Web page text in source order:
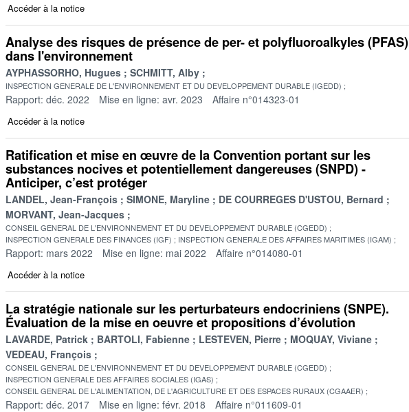
Accéder à la notice
Analyse des risques de présence de per- et polyfluoroalkyles (PFAS)
dans l'environnement
AYPHASSORHO, Hugues SCHMITT, Alby
INSPECTION GENERALE DE L'ENVIRONNEMENT ET DU DEVELOPPEMENT DURABLE (IGEDD)
Rapport: déc. 2022 Mise en ligne: avr. 2023 Affaire n°014323-01
Accéder à la notice
Ratification et mise en œuvre de la Convention portant sur les
substances nocives et potentiellement dangereuses (SNPD) -
Anticiper, c’est protéger
LANDEL, Jean-François SIMONE, Maryline
DE COURREGES D'USTOU, Bernard
MORVANT, Jean-Jacques
CONSEIL GENERAL DE L'ENVIRONNEMENT ET DU DEVELOPPEMENT DURABLE (CGEDD)
INSPECTION GENERALE DES FINANCES (IGF)
INSPECTION GENERALE DES AFFAIRES MARITIMES (IGAM)
Rapport: mars 2022 Mise en ligne: mai 2022 Affaire n°014080-01
Accéder à la notice
La stratégie nationale sur les perturbateurs endocriniens (SNPE).
Évaluation de la mise en oeuvre et propositions d’évolution
LAVARDE, Patrick BARTOLI, Fabienne LESTEVEN, Pierre
MOQUAY, Viviane
VEDEAU, François
CONSEIL GENERAL DE L'ENVIRONNEMENT ET DU DEVELOPPEMENT DURABLE (CGEDD)
INSPECTION GENERALE DES AFFAIRES SOCIALES (IGAS)
CONSEIL GENERAL DE L'ALIMENTATION, DE L'AGRICULTURE ET DES ESPACES RURAUX (CGAAER)
Rapport: déc. 2017 Mise en ligne: févr. 2018 Affaire n°011609-01